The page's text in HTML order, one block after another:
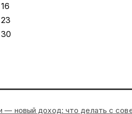
16
23
30